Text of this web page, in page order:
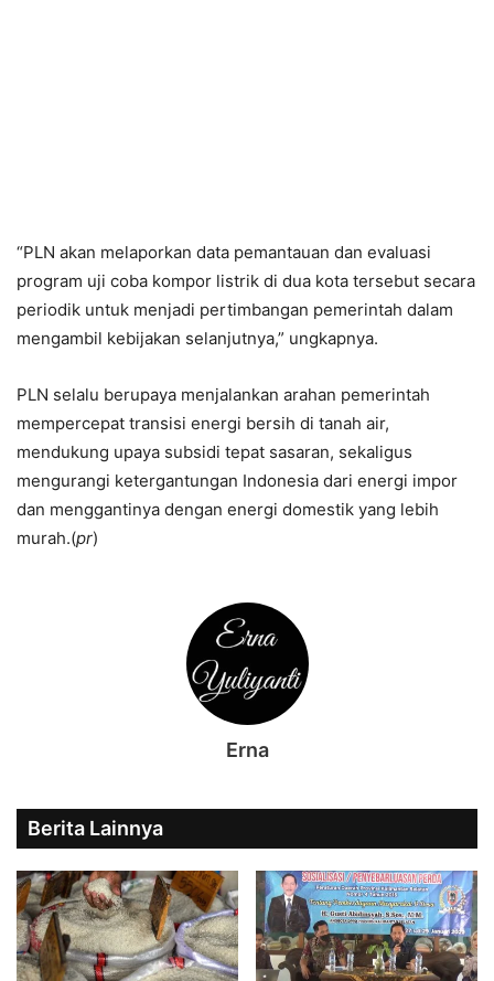
“PLN akan melaporkan data pemantauan dan evaluasi
program uji coba kompor listrik di dua kota tersebut secara
periodik untuk menjadi pertimbangan pemerintah dalam
mengambil kebijakan selanjutnya,” ungkapnya.
PLN selalu berupaya menjalankan arahan pemerintah
mempercepat transisi energi bersih di tanah air,
mendukung upaya subsidi tepat sasaran, sekaligus
mengurangi ketergantungan Indonesia dari energi impor
dan menggantinya dengan energi domestik yang lebih
murah.(pr)
Erna
Berita Lainnya